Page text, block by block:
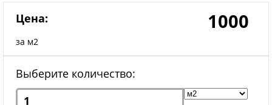
Цена:
за м2
1000
Выберите количество: